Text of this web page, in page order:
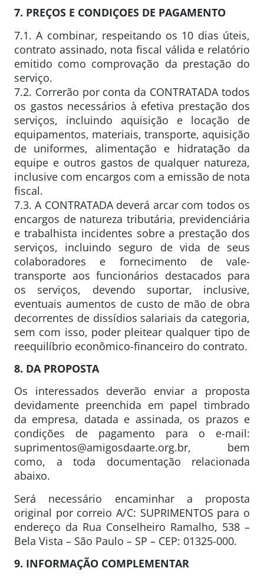
7. PREÇOS E CONDIÇOES DE PAGAMENTO
7.1. A combinar, respeitando os 10 dias úteis,
contrato assinado, nota fiscal válida e relatório
emitido como comprovação da prestação do
serviço.
7.2. Correrão por conta da CONTRATADA todos
os gastos necessários à efetiva prestação dos
serviços, incluindo aquisição e locação de
equipamentos, materiais, transporte, aquisição
de uniformes, alimentação e hidratação da
equipe e outros gastos de qualquer natureza,
inclusive com encargos com a emissão de nota
fiscal.
7.3. A CONTRATADA deverá arcar com todos os
encargos de natureza tributária, previdenciária
e trabalhista incidentes sobre a prestação dos
serviços, incluindo seguro de vida de seus
colaboradores e fornecimento de vale-
transporte aos funcionários destacados para
os serviços, devendo suportar, inclusive,
eventuais aumentos de custo de mão de obra
decorrentes de dissídios salariais da categoria,
sem com isso, poder pleitear qualquer tipo de
reequilíbrio econômico-financeiro do contrato.
8. DA PROPOSTA
Os interessados deverão enviar a proposta
devidamente preenchida em papel timbrado
da empresa, datada e assinada, os prazos e
condições de pagamento para o e-mail:
suprimentos@amigosdaarte.org.br, bem
como, a toda documentação relacionada
abaixo.
Será necessário encaminhar a proposta
original por correio A/C: SUPRIMENTOS para o
endereço da Rua Conselheiro Ramalho, 538 –
Bela Vista – São Paulo – SP – CEP: 01325-000.
9. INFORMAÇÃO COMPLEMENTAR